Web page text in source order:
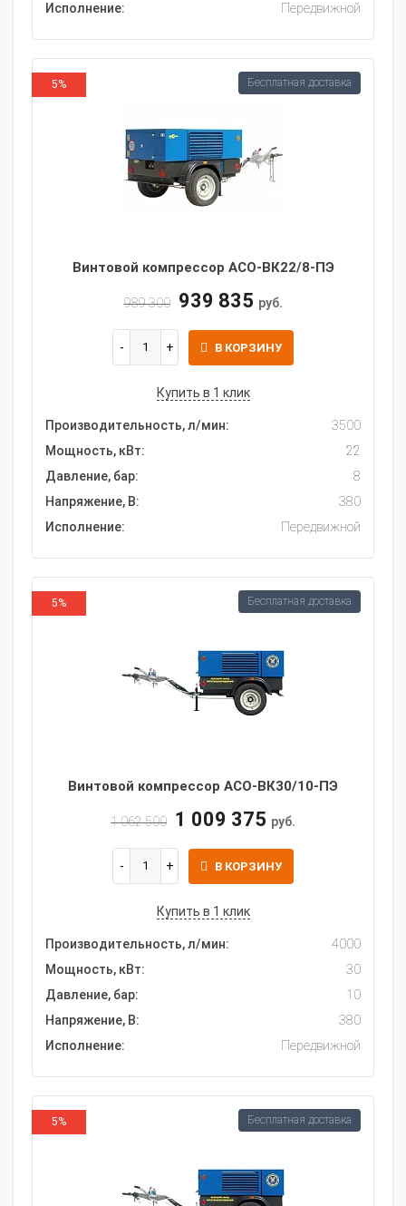
Исполнение:
Передвижной
5%
Винтовой компрессор АСО-ВК22/8-ПЭ
989 300 939 835 руб.
В КОРЗИНУ
Купить в 1 клик
Производительность, л/мин:
3500
Мощность, кВт:
22
Давление, бар:
8
Напряжение, В:
380
Исполнение:
Передвижной
Бесплатная доставка
5%
Винтовой компрессор АСО-ВК30/10-ПЭ
1 062 500 1 009 375 руб.
В КОРЗИНУ
Купить в 1 клик
Производительность, л/мин:
4000
Мощность, кВт:
30
Давление, бар:
10
Напряжение, В:
380
Исполнение:
Передвижной
Бесплатная доставка
5% Бесплатная доставка